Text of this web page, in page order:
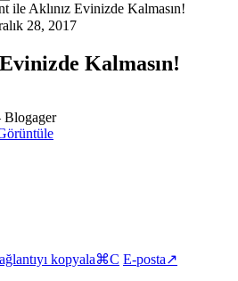
ile Aklınız Evinizde Kalmasın!
28, 2017
Kalmasın!
kopyala⌘C E-posta↗